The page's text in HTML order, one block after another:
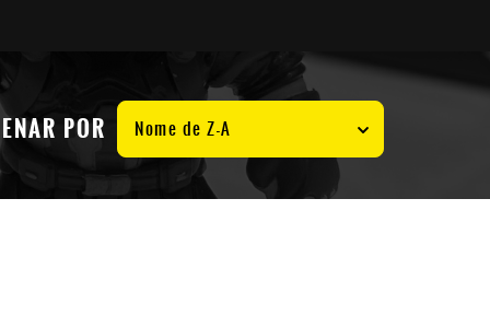
POR Nome de Z-A